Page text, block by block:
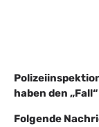
haben den
Folgende